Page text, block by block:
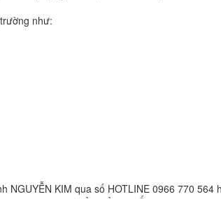
như:
NGUYỄN KIM qua số HOTLINE 0966 770